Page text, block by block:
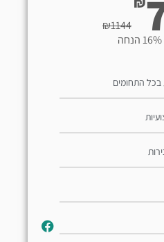
₪1144
בכל התחומים